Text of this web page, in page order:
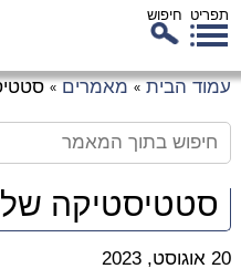
תפריט חיפוש
עמוד הבית » מאמרים »
סטטיסטיקה
20 אוגוסט, 2023